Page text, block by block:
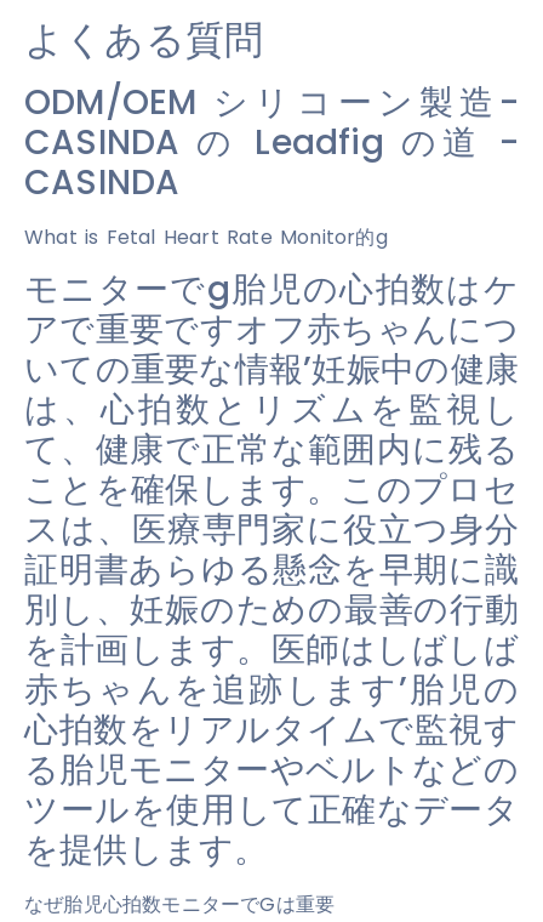
よくある質問
ODM/OEM シリコーン製造-
CASINDA の Leadfig の道 -
CASINDA
What is Fetal Heart Rate Monitor的g
モニターでg胎児の心拍数はケ
アで重要ですオフ赤ちゃんにつ
いての重要な情報’妊娠中の健康
は、心拍数とリズムを監視し
て、健康で正常な範囲内に残る
ことを確保します。このプロセ
スは、医療専門家に役立つ身分
証明書あらゆる懸念を早期に識
別し、妊娠のための最善の行動
を計画します。医師はしばしば
赤ちゃんを追跡します’胎児の
心拍数をリアルタイムで監視す
る胎児モニターやベルトなどの
ツールを使用して正確なデータ
を提供します。
なぜ胎児心拍数モニターでGは重要